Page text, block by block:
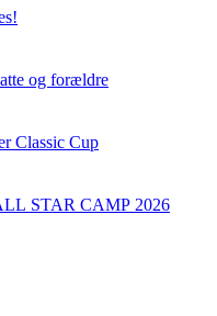
og forældre
Classic Cup
STAR CAMP 2026